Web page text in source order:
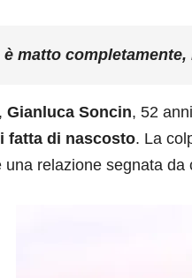
è matto
Gianluca Soncin, 52
fatta di nascosto. La
relazione segnata da